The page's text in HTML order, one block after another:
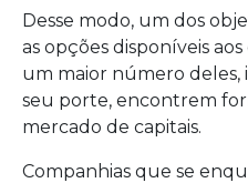
Desse modo, um dos
as opções disponíveis
um maior número
seu porte, encontrem
mercado de capitais.
Companhias que se